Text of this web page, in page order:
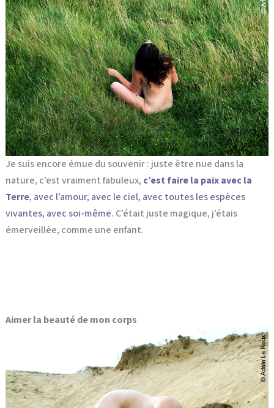
Je suis encore émue du souvenir : juste être nue dans la
nature, c’est vraiment fabuleux, c’est faire la paix avec la
Terre, avec l’amour, avec le ciel, avec toutes les espèces
vivantes, avec soi-même. C’était juste magique, j’étais
émerveillée, comme une enfant.
Aimer la beauté de mon corps